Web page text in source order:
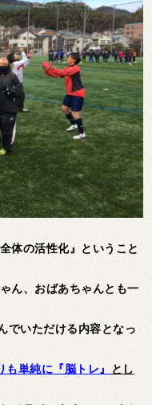
体の活性化』ということ
ん、おばあちゃんとも一
でいただける内容となっ
単純に『脳トレ』 とし